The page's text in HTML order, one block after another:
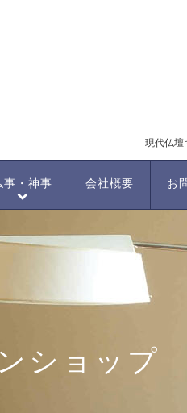
現代仏壇
事・神事 会社概要 お
ショップ